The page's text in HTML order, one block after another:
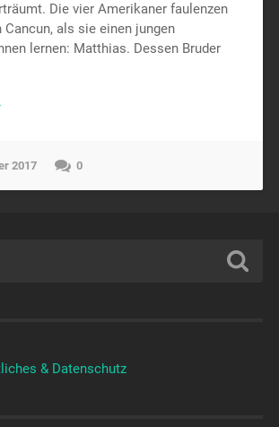
Die vier Amerikaner faulenzen
Cancun, als sie einen jungen
lernen: Matthias. Dessen Bruder
2017 0
& Datenschutz